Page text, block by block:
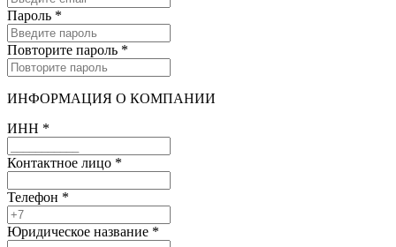
Пароль *
Повторите пароль *
ИНФОРМАЦИЯ О КОМПАНИИ
ИНН *
Контактное лицо *
Телефон *
Юридическое название *